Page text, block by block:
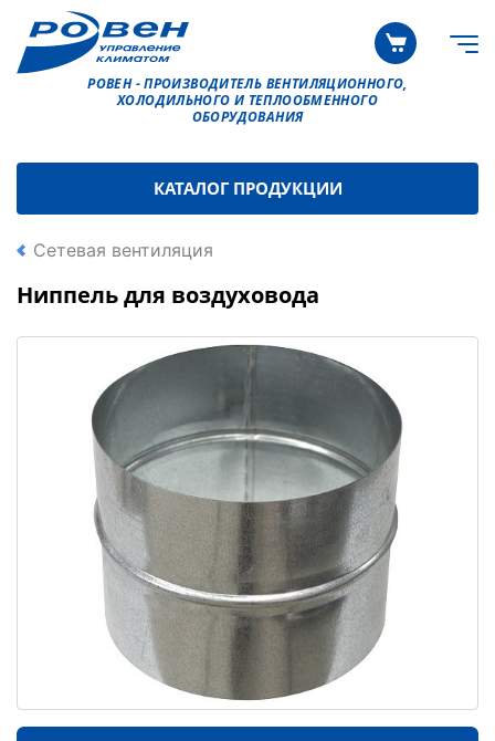
РОВЕН - ПРОИЗВОДИТЕЛЬ ВЕНТИЛЯЦИОННОГО,
ХОЛОДИЛЬНОГО И ТЕПЛООБМЕННОГО
ОБОРУДОВАНИЯ
КАТАЛОГ ПРОДУКЦИИ
Сетевая вентиляция
Ниппель для воздуховода